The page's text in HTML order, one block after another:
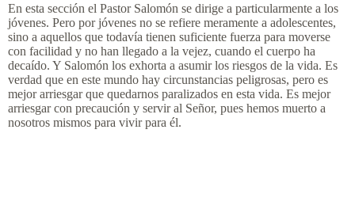
En esta sección el Pastor Salomón se dirige a particularmente a los
jóvenes. Pero por jóvenes no se refiere meramente a adolescentes,
sino a aquellos que todavía tienen suficiente fuerza para moverse
con facilidad y no han llegado a la vejez, cuando el cuerpo ha
decaído. Y Salomón los exhorta a asumir los riesgos de la vida. Es
verdad que en este mundo hay circunstancias peligrosas, pero es
mejor arriesgar que quedarnos paralizados en esta vida. Es mejor
arriesgar con precaución y servir al Señor, pues hemos muerto a
nosotros mismos para vivir para él.